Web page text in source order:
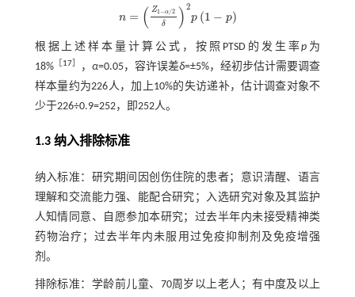
n = ( Z1−α/2
δ ) 2
p (1 − p)
n= Z1 -α /2δ2p1-
根据上述样本量计算公式，按照PTSD的发生率p 为
18%
17］ ， α=0.05，容许误差δ=±5%，经初步估计需要调查
样本量约为226人，加上10%的失访递补，估计调查对象不
少于226÷0.9=252，即252人。
1.3 纳入排除标准
纳入标准：研究期间因创伤住院的患者；意识清醒、语言
理解和交流能力强、能配合研究；入选研究对象及其监护
人知情同意、自愿参加本研究；过去半年内未接受精神类
药物治疗；过去半年内未服用过免疫抑制剂及免疫增强
剂。
排除标准：学龄前儿童、70周岁以上老人；有中度及以上